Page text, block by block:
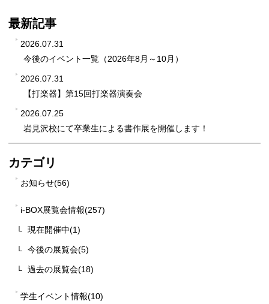
最新記事
2026.07.31
今後のイベント一覧（2026年8月～10月）
2026.07.31
【打楽器】第15回打楽器演奏会
2026.07.25
岩見沢校にて卒業生による書作展を開催します！
カテゴリ
お知らせ(56)
i-BOX展覧会情報(257)
現在開催中(1)
今後の展覧会(5)
過去の展覧会(18)
学生イベント情報(10)